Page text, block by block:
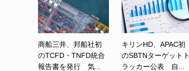
商船三井、邦船社初
のTCFD・TNFD統合
報告書を発行 気...
キリンHD、APAC初
のSBTNターゲットト
ラッカー公表 自...